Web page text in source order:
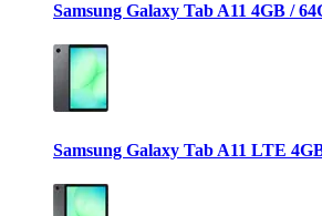
Samsung Galaxy Tab A11 4GB /
Samsung Galaxy Tab A11 LTE